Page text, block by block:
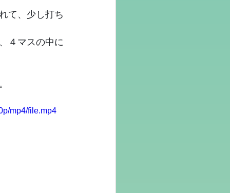
て、少し打ち
４マスの中に
mp4/file.mp4